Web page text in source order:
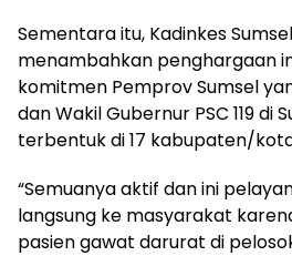
Sementara itu, Kadinkes
menambahkan penghargaan
komitmen Pemprov Sumsel
dan Wakil Gubernur PSC 119 di
terbentuk di 17 kabupaten/
“Semuanya aktif dan ini
langsung ke masyarakat
pasien gawat darurat di